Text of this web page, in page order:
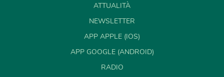
ATTUALITÀ
NEWSLETTER
APP APPLE (IOS)
APP GOOGLE (ANDROID)
RADIO